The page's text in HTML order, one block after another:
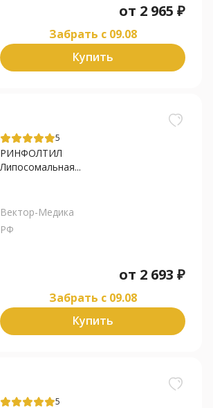
от 2 965 ₽
Забрать c 09.08
Купить
5
РИНФОЛТИЛ
Липосомальная...
Вектор-Медика
РФ
от 2 693 ₽
Забрать c 09.08
Купить
5